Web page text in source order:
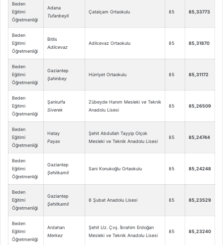
Beden
Eğitimi
Öğretmenliği
Adana
Tufanbeyli
Çatalçam Ortaokulu 85 85,33773
Beden
Eğitimi
Öğretmenliği
Bitlis
Adilcevaz
Adilcevaz Ortaokulu 85 85,31870
Beden
Eğitimi
Öğretmenliği
Gaziantep
Şahinbey
Hürriyet Ortaokulu 85 85,31172
Beden
Eğitimi
Öğretmenliği
Şanlıurfa
Siverek
Zübeyde Hanım Mesleki ve Teknik
Anadolu Lisesi
85 85,26509
Beden
Eğitimi
Öğretmenliği
Hatay
Payas
Şehit Abdullah Tayyip Olçok
Mesleki ve Teknik Anadolu Lisesi
85 85,24744
Beden
Eğitimi
Öğretmenliği
Gaziantep
Şehitkamil
Sani Konukoğlu Ortaokulu 85 85,24248
Beden
Eğitimi
Öğretmenliği
Gaziantep
Şehitkamil
8 Şubat Anadolu Lisesi 85 85,23529
Beden
Eğitimi
Öğretmenliği
Ardahan
Merkez
Şehit Uz. Çvş. İbrahim Erdoğan
Mesleki ve Teknik Anadolu Lisesi
85 85,23240